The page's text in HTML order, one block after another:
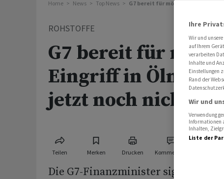
Home News Top News G7 bereit für möglichen Eingriff
ROHSTOFFE
G7 bereit für
Eingriff in
jetzt noch nicht
Teilen Merken Drucken Kommentare
Die G7-Finanzminister
Ihre
Wir und unsere
auf Ihrem
verarbeiten
Inhalte und
Einstellungen
Rand der
Wir und
Verwendung
Informationen
Inhalten,
Liste der